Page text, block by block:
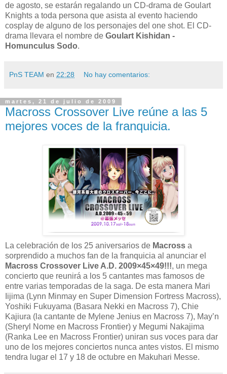
de agosto, se estarán regalando un CD-drama de Goulart
Knights a toda persona que asista al evento haciendo
cosplay de alguno de los personajes del one shot. El CD-
drama llevara el nombre de Goulart Kishidan -
Homunculus Sodo.
PnS TEAM en 22:28 No hay comentarios:
martes, 21 de julio de 2009
Macross Crossover Live reúne a las 5
mejores voces de la franquicia.
La celebración de los 25 aniversarios de Macross a
sorprendido a muchos fan de la franquicia al anunciar el
Macross Crossover Live A.D. 2009×45×49!!!, un mega
concierto que reunirá a los 5 cantantes mas famosos de
entre varias temporadas de la saga. De esta manera Mari
Iijima (Lynn Minmay en Super Dimension Fortress Macross),
Yoshiki Fukuyama (Basara Nekki en Macross 7), Chie
Kajiura (la cantante de Mylene Jenius en Macross 7), May’n
(Sheryl Nome en Macross Frontier) y Megumi Nakajima
(Ranka Lee en Macross Frontier) uniran sus voces para dar
uno de los mejores conciertos nunca antes vistos. El mismo
tendra lugar el 17 y 18 de octubre en Makuhari Messe.